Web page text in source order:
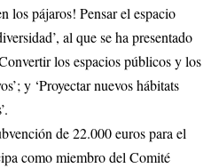
los pájaros! Pensar el espacio
al que se ha presentado
los espacios públicos y los
y ‘Proyectar nuevos hábitats
de 22.000 euros para el
como miembro del Comité